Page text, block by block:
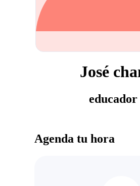
José
educador
Agenda tu hora